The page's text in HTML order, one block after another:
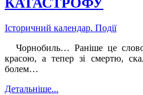
Історичний календар. Події
Чорнобиль… Раніше це
красою, а тепер зі смертю,
болем…
Детальніше...